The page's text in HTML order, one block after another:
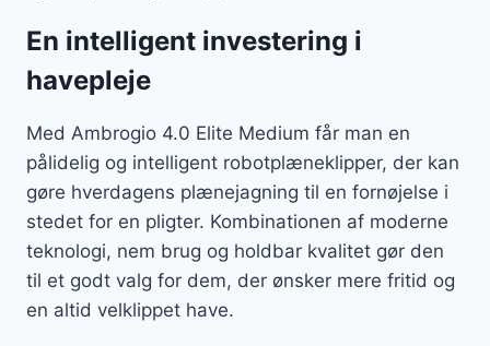
En intelligent investering i
havepleje
Med Ambrogio 4.0 Elite Medium får man en
pålidelig og intelligent robotplæneklipper, der kan
gøre hverdagens plænejagning til en fornøjelse i
stedet for en pligter. Kombinationen af moderne
teknologi, nem brug og holdbar kvalitet gør den
til et godt valg for dem, der ønsker mere fritid og
en altid velklippet have.